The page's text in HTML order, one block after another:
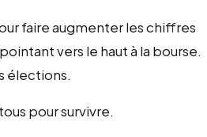
faire augmenter les chiffres
vers le haut à la bourse.
élections.
pour survivre.